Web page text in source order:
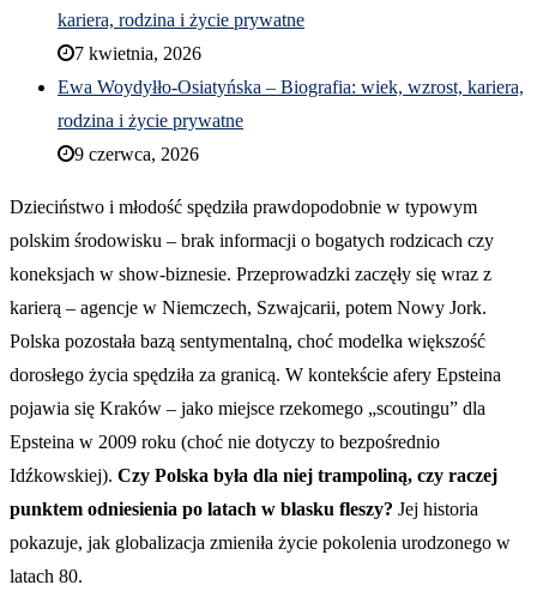
kariera, rodzina i życie prywatne
7 kwietnia, 2026
Ewa Woydyłło-Osiatyńska – Biografia: wiek, wzrost, kariera,
rodzina i życie prywatne
9 czerwca, 2026
Dzieciństwo i młodość spędziła prawdopodobnie w typowym
polskim środowisku – brak informacji o bogatych rodzicach czy
koneksjach w show-biznesie. Przeprowadzki zaczęły się wraz z
karierą – agencje w Niemczech, Szwajcarii, potem Nowy Jork.
Polska pozostała bazą sentymentalną, choć modelka większość
dorosłego życia spędziła za granicą. W kontekście afery Epsteina
pojawia się Kraków – jako miejsce rzekomego „scoutingu” dla
Epsteina w 2009 roku (choć nie dotyczy to bezpośrednio
Idźkowskiej). Czy Polska była dla niej trampoliną, czy raczej
punktem odniesienia po latach w blasku fleszy? Jej historia
pokazuje, jak globalizacja zmieniła życie pokolenia urodzonego w
latach 80.